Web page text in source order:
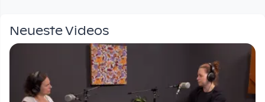
Neueste Videos